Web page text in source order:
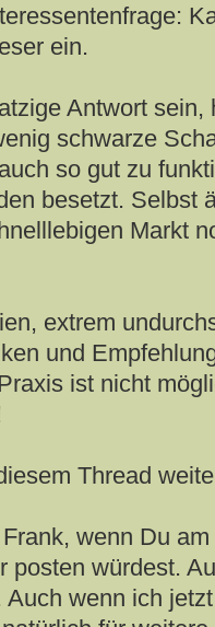
ein.
Antwort sein,
schwarze
so gut zu
besetzt. Selbst
Markt
extrem
und
ist nicht
Thread
wenn Du
posten würdest.
wenn ich